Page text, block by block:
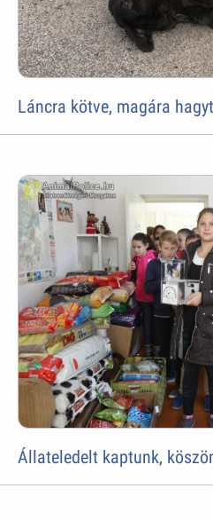
Láncra kötve, magára
Állateledelt kaptunk,